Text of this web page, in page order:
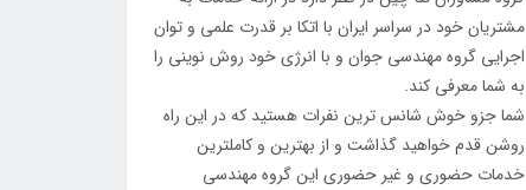
مشتریان خود در سراسر ایران با اتکا بر قدرت علمی و توان
اجرایی گروه مهندسی جوان و با انرژی خود روش نوینی را
به شما معرفی کند.
شما جزو خوش شانس ترین نفرات هستید که در این راه
روشن قدم خواهید گذاشت و از بهترین و کاملترین
خدمات حضوری و غیر حضوری این گروه مهندسی